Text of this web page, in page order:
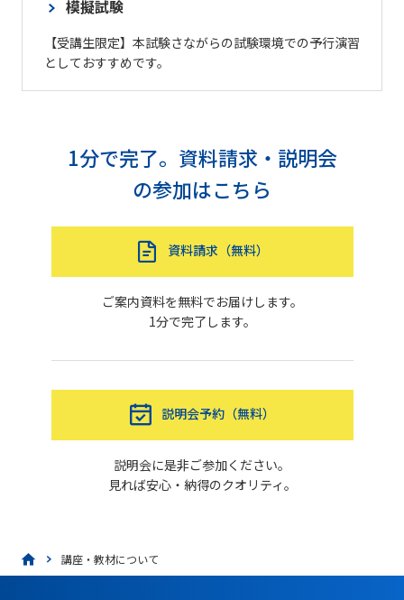
模擬試験
【受講生限定】本試験さながらの試験環境での予行演習
としておすすめです。
1分で完了。資料請求・説明会
の参加はこちら
資料請求（無料）
ご案内資料を無料でお届けします。
1分で完了します。
説明会予約（無料）
説明会に是非ご参加ください。
見れば安心・納得のクオリティ。
講座・教材について